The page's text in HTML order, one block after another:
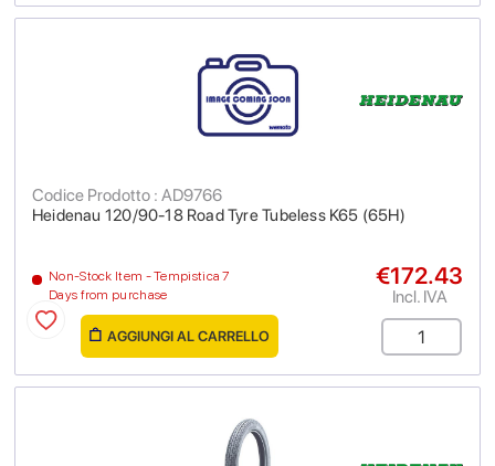
Heidenau 120/90-18 Road Tyre Tubeless K65 (65H)
Codice Prodotto : AD9766
Non-Stock Item - Tempistica 7
Days from purchase
€172.43
Incl. IVA
AGGIUNGI AL CARRELLO